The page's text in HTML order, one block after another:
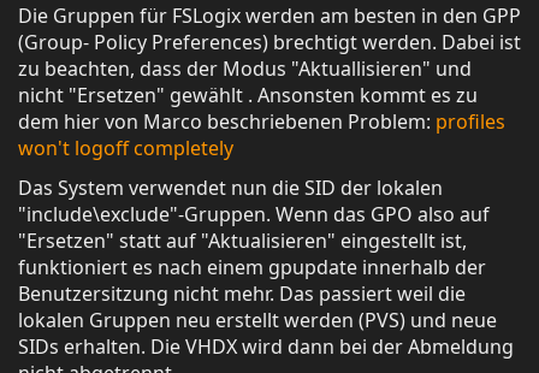
Die Gruppen für FSLogix werden am besten in den GPP
(Group- Policy Preferences) brechtigt werden. Dabei ist
zu beachten, dass der Modus "Aktuallisieren" und
nicht "Ersetzen" gewählt . Ansonsten kommt es zu
dem hier von Marco beschriebenen Problem: profiles
won't logoff completely
Das System verwendet nun die SID der lokalen
"include\exclude"-Gruppen. Wenn das GPO also auf
"Ersetzen" statt auf "Aktualisieren" eingestellt ist,
funktioniert es nach einem gpupdate innerhalb der
Benutzersitzung nicht mehr. Das passiert weil die
lokalen Gruppen neu erstellt werden (PVS) und neue
SIDs erhalten. Die VHDX wird dann bei der Abmeldung